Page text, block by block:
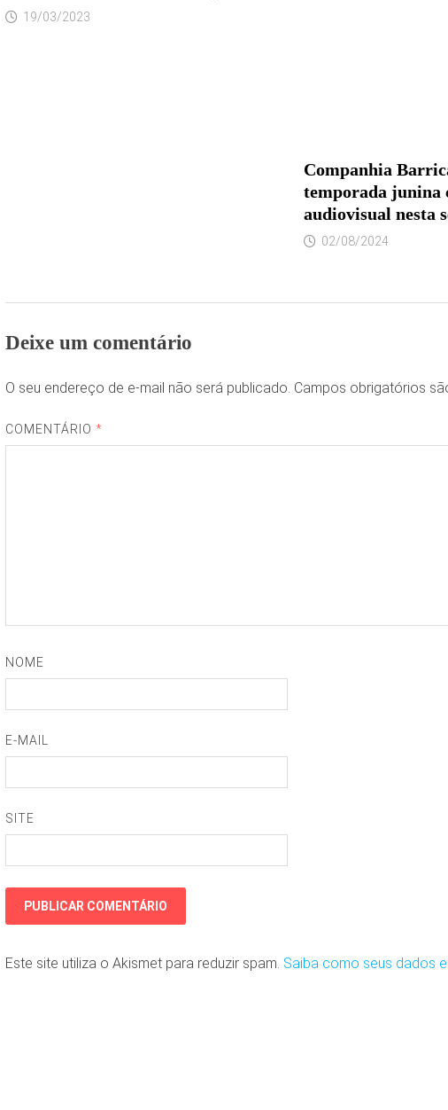
19/03/2023
Companhia
temporada junina
audiovisual nesta
02/08/2024
Deixe um comentário
O seu endereço de e-mail não será publicado. Campos obrigatórios
COMENTÁRIO*
NOME
E-MAIL
SITE
Este site utiliza o Akismet para reduzir spam. Saiba como seus dados